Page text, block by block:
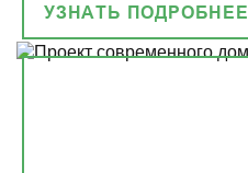
УЗНАТЬ ПОДРОБНЕЕ